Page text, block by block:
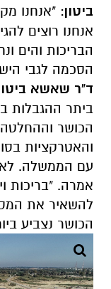
ביטון: "אנחנו
אנחנו רוצים
הבריכות והים
הסכמה לגבי
ד"ר שאשא
ביתר ההגבלות
הכושר
והאטרקציות
עם הממשלה.
אמרה. "בריכות
להשאיר את
הכושר נצביע